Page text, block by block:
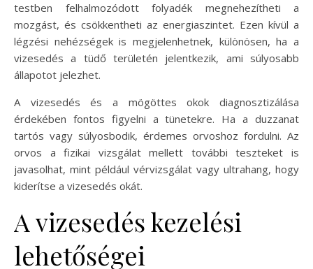
testben felhalmozódott folyadék megnehezítheti a
mozgást, és csökkentheti az energiaszintet. Ezen kívül a
légzési nehézségek is megjelenhetnek, különösen, ha a
vizesedés a tüdő területén jelentkezik, ami súlyosabb
állapotot jelezhet.
A vizesedés és a mögöttes okok diagnosztizálása
érdekében fontos figyelni a tünetekre. Ha a duzzanat
tartós vagy súlyosbodik, érdemes orvoshoz fordulni. Az
orvos a fizikai vizsgálat mellett további teszteket is
javasolhat, mint például vérvizsgálat vagy ultrahang, hogy
kiderítse a vizesedés okát.
A vizesedés kezelési
lehetőségei